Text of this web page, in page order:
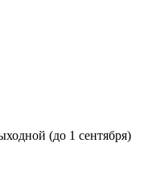
(до 1 сентября)